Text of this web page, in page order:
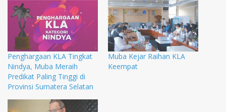
Penghargaan KLA Tingkat
Nindya, Muba Meraih
Predikat Paling Tinggi di
Provinsi Sumatera Selatan
Muba Kejar Raihan KLA
Keempat